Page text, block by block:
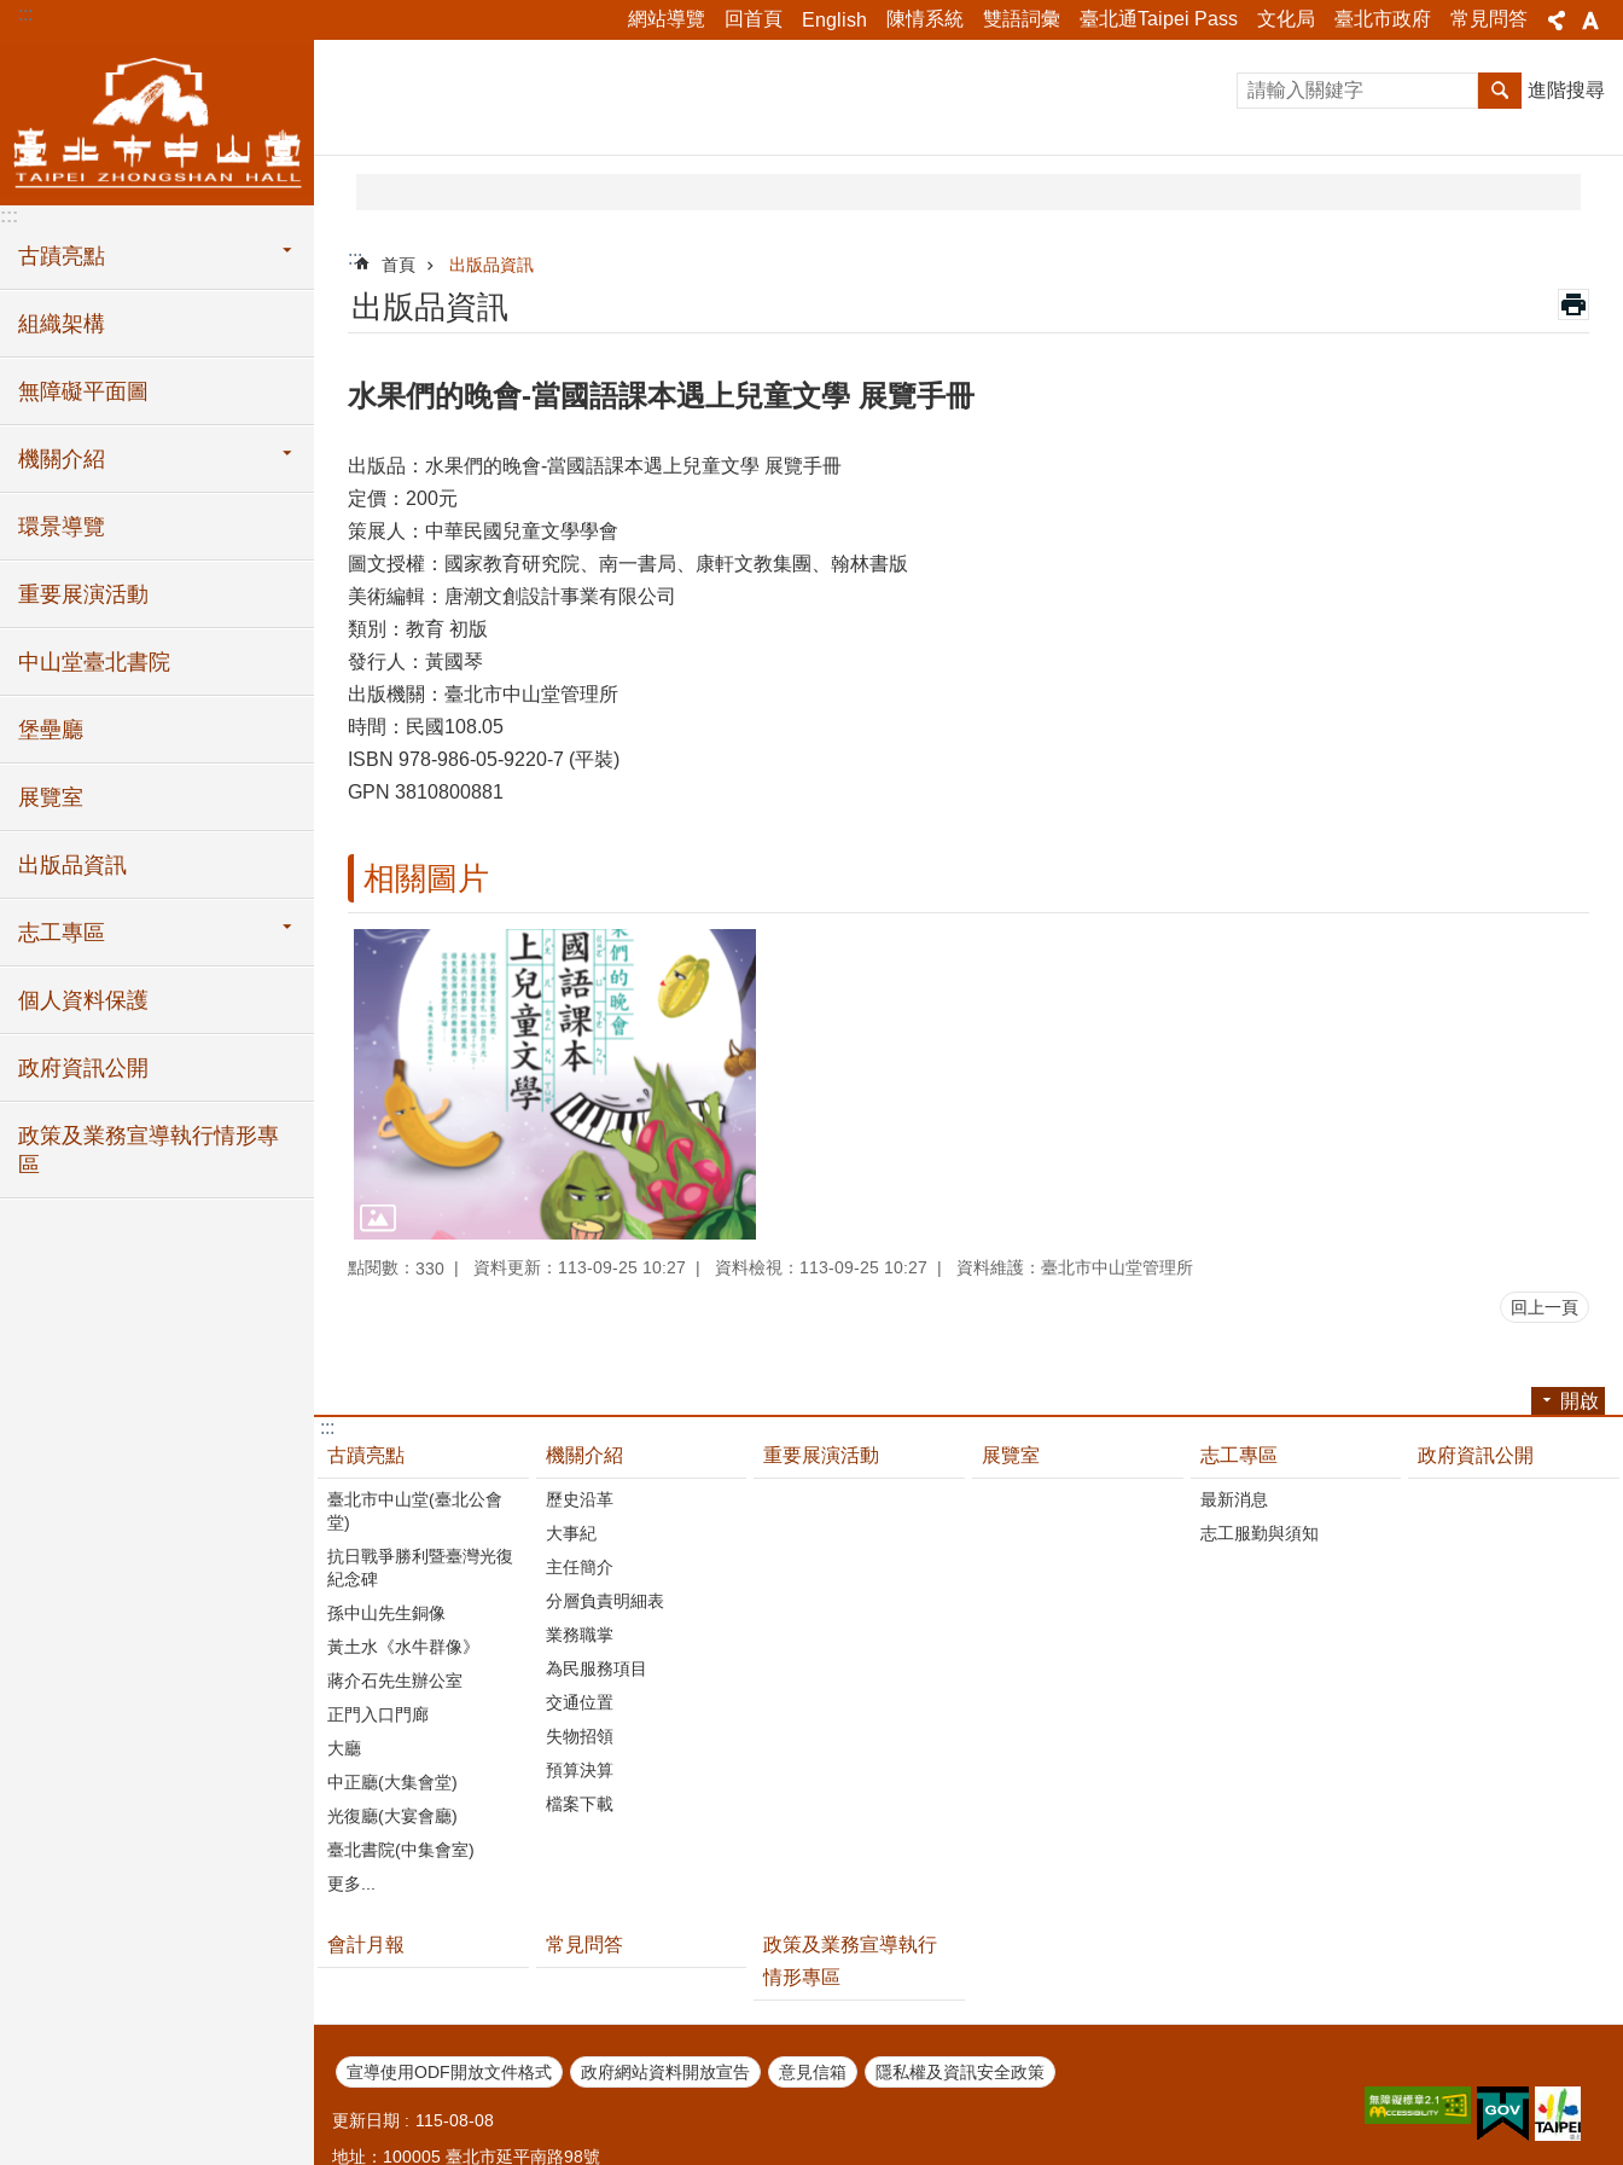
跳到主要內容區塊
::: 網站導覽 回首頁 English 陳情系統 雙語詞彙 臺北通Taipei Pass 文化局 臺北市政府 常見問答
:::
古蹟亮點
組織架構
無障礙平面圖
機關介紹
環景導覽
重要展演活動
中山堂臺北書院
堡壘廳
展覽室
出版品資訊
志工專區
個人資料保護
政府資訊公開
政策及業務宣導執行情形專
區
進階搜尋
::: 首頁 出版品資訊
出版品資訊
水果們的晚會-當國語課本遇上兒童文學 展覽手冊
出版品：水果們的晚會-當國語課本遇上兒童文學 展覽手冊
定價：200元
策展人：中華民國兒童文學學會
圖文授權：國家教育研究院、南一書局、康軒文教集團、翰林書版
美術編輯：唐潮文創設計事業有限公司
類別：教育 初版
發行人：黃國琴
出版機關：臺北市中山堂管理所
時間：民國108.05
ISBN 978-986-05-9220-7 (平裝)
GPN 3810800881
相關圖片
點閱數： 330 資料更新：113-09-25 10:27 資料檢視：113-09-25 10:27 資料維護：臺北市中山堂管理所
回上一頁
開啟
:::
古蹟亮點
臺北市中山堂(臺北公會
堂)
抗日戰爭勝利暨臺灣光復
紀念碑
孫中山先生銅像
黃土水《水牛群像》
蔣介石先生辦公室
正門入口門廊
大廳
中正廳(大集會堂)
光復廳(大宴會廳)
臺北書院(中集會室)
更多...
機關介紹
歷史沿革
大事紀
主任簡介
分層負責明細表
業務職掌
為民服務項目
交通位置
失物招領
預算決算
檔案下載
重要展演活動 展覽室 志工專區
最新消息
志工服勤與須知
政府資訊公開
會計月報 常見問答
政策及業務宣導執行
情形專區
宣導使用ODF開放文件格式 政府網站資料開放宣告 意見信箱 隱私權及資訊安全政策
更新日期
115-08-08
地址：100005 臺北市延平南路98號